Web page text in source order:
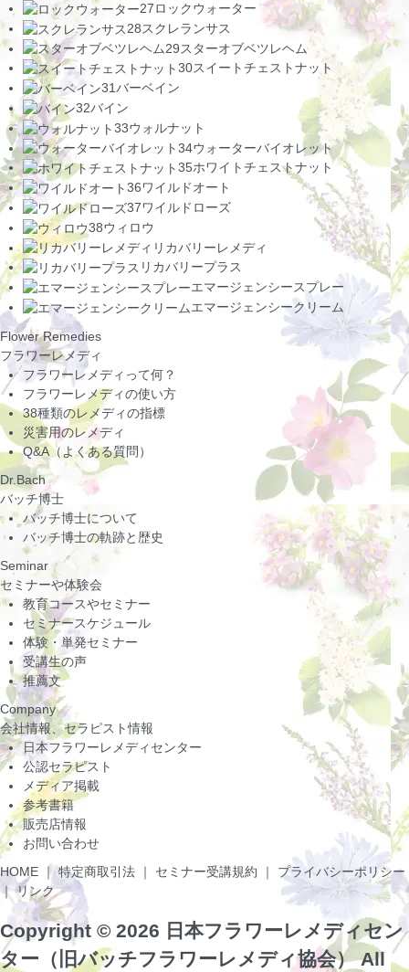
27ロックウォーター
28スクレランサス
29スターオブベツレヘム
30スイートチェストナット
31バーベイン
32バイン
33ウォルナット
34ウォーターバイオレット
35ホワイトチェストナット
36ワイルドオート
37ワイルドローズ
38ウィロウ
リカバリーレメディ
リカバリープラス
エマージェンシースプレー
エマージェンシークリーム
Flower Remedies
フラワーレメディ
フラワーレメディって何？
フラワーレメディの使い方
38種類のレメディの指標
災害用のレメディ
Q&A（よくある質問）
Dr.Bach
バッチ博士
バッチ博士について
バッチ博士の軌跡と歴史
Seminar
セミナーや体験会
教育コースやセミナー
セミナースケジュール
体験・単発セミナー
受講生の声
推薦文
Company
会社情報、セラピスト情報
日本フラワーレメディセンター
公認セラピスト
メディア掲載
参考書籍
販売店情報
お問い合わせ
HOME ｜ 特定商取引法 ｜ セミナー受講規約 ｜ プライバシーポリシー
｜リンク
Copyright © 2026 日本フラワーレメディセン
ター（旧バッチフラワーレメディ協会） All